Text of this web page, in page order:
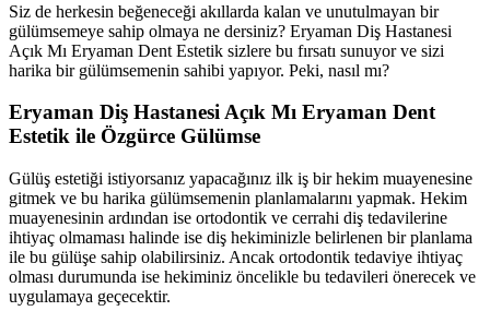
Siz de herkesin beğeneceği akıllarda kalan ve unutulmayan bir
gülümsemeye sahip olmaya ne dersiniz? Eryaman Diş Hastanesi
Açık Mı Eryaman Dent Estetik sizlere bu fırsatı sunuyor ve sizi
harika bir gülümsemenin sahibi yapıyor. Peki, nasıl mı?
Eryaman Diş Hastanesi Açık Mı Eryaman Dent
Estetik ile Özgürce Gülümse
Gülüş estetiği istiyorsanız yapacağınız ilk iş bir hekim muayenesine
gitmek ve bu harika gülümsemenin planlamalarını yapmak. Hekim
muayenesinin ardından ise ortodontik ve cerrahi diş tedavilerine
ihtiyaç olmaması halinde ise diş hekiminizle belirlenen bir planlama
ile bu gülüşe sahip olabilirsiniz. Ancak ortodontik tedaviye ihtiyaç
olması durumunda ise hekiminiz öncelikle bu tedavileri önerecek ve
uygulamaya geçecektir.